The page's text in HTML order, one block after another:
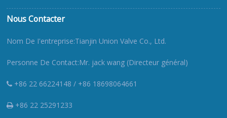
Nous Contacter
Nom De I'entreprise:Tianjin Union Valve Co., Ltd.
Personne De Contact:Mr. jack wang (Directeur général)
+86 22 66224148 / +86 18698064661
+86 22 25291233